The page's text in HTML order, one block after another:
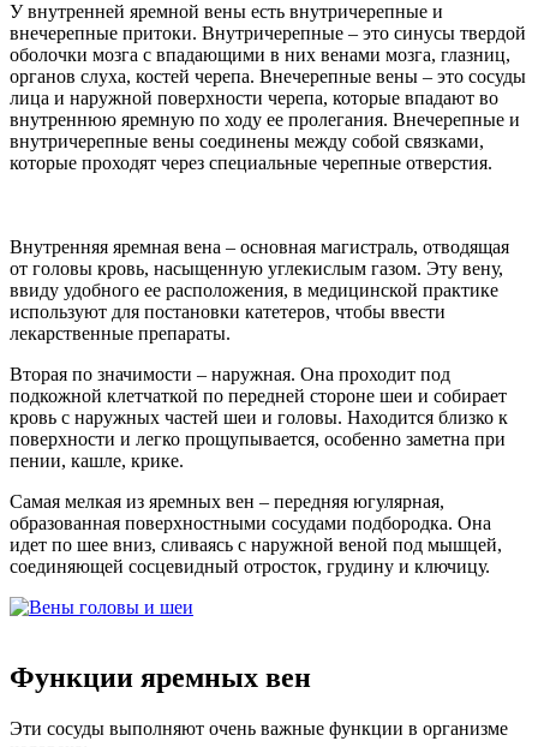
У внутренней яремной вены есть внутричерепные и
внечерепные притоки. Внутричерепные – это синусы твердой
оболочки мозга с впадающими в них венами мозга, глазниц,
органов слуха, костей черепа. Внечерепные вены – это сосуды
лица и наружной поверхности черепа, которые впадают во
внутреннюю яремную по ходу ее пролегания. Внечерепные и
внутричерепные вены соединены между собой связками,
которые проходят через специальные черепные отверстия.
Внутренняя яремная вена – основная магистраль, отводящая
от головы кровь, насыщенную углекислым газом. Эту вену,
ввиду удобного ее расположения, в медицинской практике
используют для постановки катетеров, чтобы ввести
лекарственные препараты.
Вторая по значимости – наружная. Она проходит под
подкожной клетчаткой по передней стороне шеи и собирает
кровь с наружных частей шеи и головы. Находится близко к
поверхности и легко прощупывается, особенно заметна при
пении, кашле, крике.
Самая мелкая из яремных вен – передняя югулярная,
образованная поверхностными сосудами подбородка. Она
идет по шее вниз, сливаясь с наружной веной под мышцей,
соединяющей сосцевидный отросток, грудину и ключицу.
Функции яремных вен
Эти сосуды выполняют очень важные функции в организме